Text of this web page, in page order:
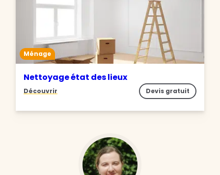
Ménage
Nettoyage état des lieux
Découvrir Devis gratuit